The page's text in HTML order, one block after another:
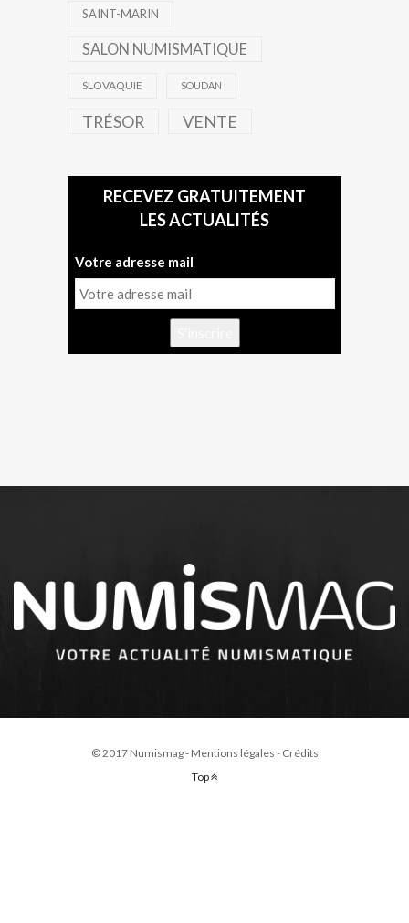
SAINT-MARIN
SALON NUMISMATIQUE
SLOVAQUIE SOUDAN
TRÉSOR VENTE
RECEVEZ GRATUITEMENT
LES ACTUALITÉS
Votre adresse mail
© 2017 Numismag - Mentions légales - Crédits
Top